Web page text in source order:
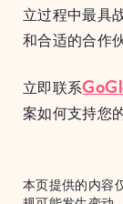
立过程中最具
和合适的合作
立即联系
案如何支持您
本页提供的内容